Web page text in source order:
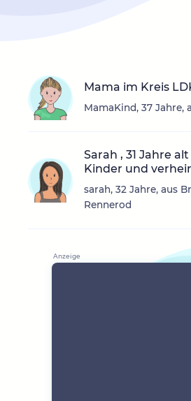
Mama im Kreis
MamaKind, 37 Jahre,
Sarah , 31 Jahre
Kinder und
sarah, 32 Jahre, aus
Rennerod